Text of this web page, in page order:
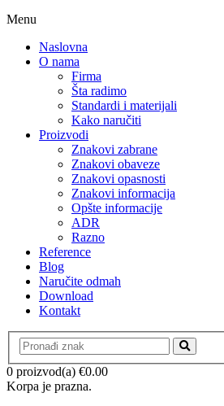
Menu
Naslovna
O nama
Firma
Šta radimo
Standardi i materijali
Kako naručiti
Proizvodi
Znakovi zabrane
Znakovi obaveze
Znakovi opasnosti
Znakovi informacija
Opšte informacije
ADR
Razno
Reference
Blog
Naručite odmah
Download
Kontakt
0 proizvod(a) €0.00
Korpa je prazna.